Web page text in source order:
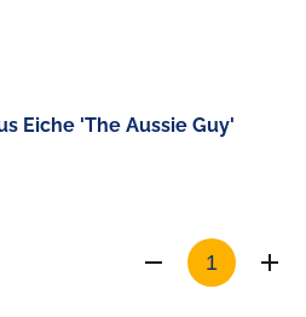
Eiche 'The Aussie Guy'